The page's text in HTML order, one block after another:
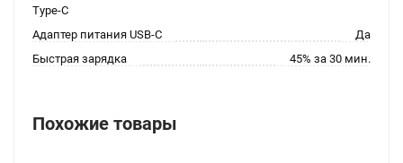
Type-C
Адаптер питания USB-C
Да
Быстрая зарядка
45% за 30 мин.
Похожие товары